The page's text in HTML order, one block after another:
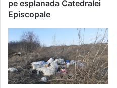
pe esplanada Catedralei
Episcopale